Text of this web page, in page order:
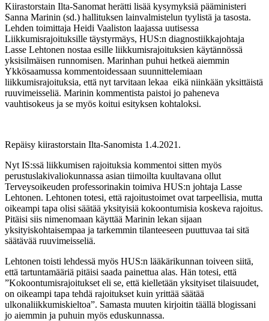
Kiirastorstain Ilta-Sanomat herätti lisää kysymyksiä pääministeri
Sanna Marinin (sd.) hallituksen lainvalmistelun tyylistä ja tasosta.
Lehden toimittaja Heidi Vaaliston laajassa uutisessa
Liikkumisrajoituksille täystyrmäys, HUS:n diagnostiikkajohtaja
Lasse Lehtonen nostaa esille liikkumisrajoituksien käytännössä
yksisilmäisen runnomisen. Marinhan puhui hetkeä aiemmin
Ykkösaamussa kommentoidessaan suunnittelemiaan
liikkumisrajoituksia, että nyt tarvitaan lekaa eikä niinkään yksittäistä
ruuvimeisseliä. Marinin kommentista paistoi jo paheneva
vauhtisokeus ja se myös koitui esityksen kohtaloksi.
Repäisy kiirastorstain Ilta-Sanomista 1.4.2021.
Nyt IS:ssä liikkumisen rajoituksia kommentoi sitten myös
perustuslakivaliokunnassa asian tiimoilta kuultavana ollut
Terveysoikeuden professorinakin toimiva HUS:n johtaja Lasse
Lehtonen. Lehtonen totesi, että rajoitustoimet ovat tarpeellisia, mutta
oikeampi tapa olisi säätää yksityisiä kokoontumisia koskeva rajoitus.
Pitäisi siis nimenomaan käyttää Marinin lekan sijaan
yksityiskohtaisempaa ja tarkemmin tilanteeseen puuttuvaa tai sitä
säätävää ruuvimeisseliä.
Lehtonen toisti lehdessä myös HUS:n lääkärikunnan toiveen siitä,
että tartuntamääriä pitäisi saada painettua alas. Hän totesi, että
”Kokoontumisrajoitukset eli se, että kielletään yksityiset tilaisuudet,
on oikeampi tapa tehdä rajoitukset kuin yrittää säätää
ulkonaliikkumiskieltoa”. Samasta muuten kirjoitin täällä blogissani
jo aiemmin ja puhuin myös eduskunnassa.